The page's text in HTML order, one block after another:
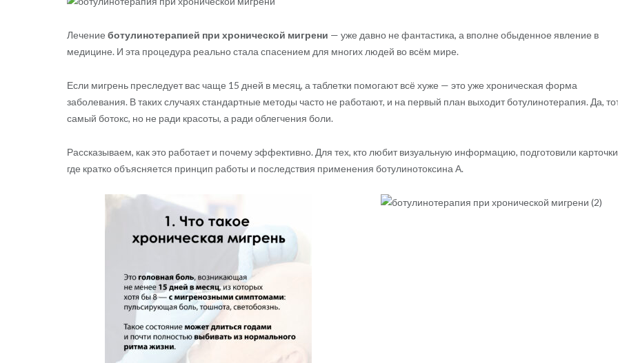
Лечение ботулинотерапией при хронической мигрени — уже давно не фантастика, а вполне обыденное явление в
медицине. И эта процедура реально стала спасением для многих людей во всём мире.
Если мигрень преследует вас чаще 15 дней в месяц, а таблетки помогают всё хуже — это уже хроническая форма
заболевания. В таких случаях стандартные методы часто не работают, и на первый план выходит ботулинотерапия. Да,
самый ботокс, но не ради красоты, а ради облегчения боли.
Рассказываем, как это работает и почему эффективно. Для тех, кто любит визуальную информацию, подготовили
где кратко объясняется принцип работы и последствия применения ботулинотоксина А.